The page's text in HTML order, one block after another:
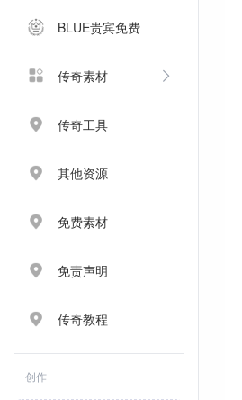
BLUE贵宾免费
传奇素材
传奇工具
其他资源
免费素材
免责声明
传奇教程
创作